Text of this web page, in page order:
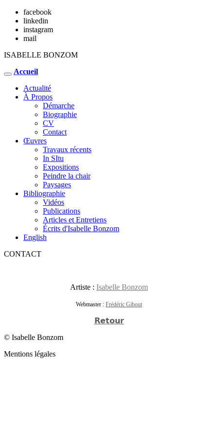
facebook
linkedin
instagram
mail
ISABELLE BONZOM
Accueil
Actualité
À Propos
Démarche
Biographie
CV
Contact
Œuvres
Travaux récents
In SItu
Expositions
Peindre la chair
Paysages
Bibliographie
Vidéos
Publications
Articles et Entretiens
Écrits d'Isabelle Bonzom
English
CONTACT
Artiste : Isabelle Bonzom
Webmaster : Frédéric Gibout
Retour
© Isabelle Bonzom
Mentions légales